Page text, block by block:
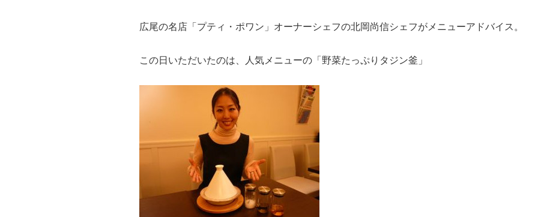
広尾の名店「プティ・ポワン」オーナーシェフの北岡尚信シェフがメニューアドバイス。
この日いただいたのは、人気メニューの「野菜たっぷりタジン釜」